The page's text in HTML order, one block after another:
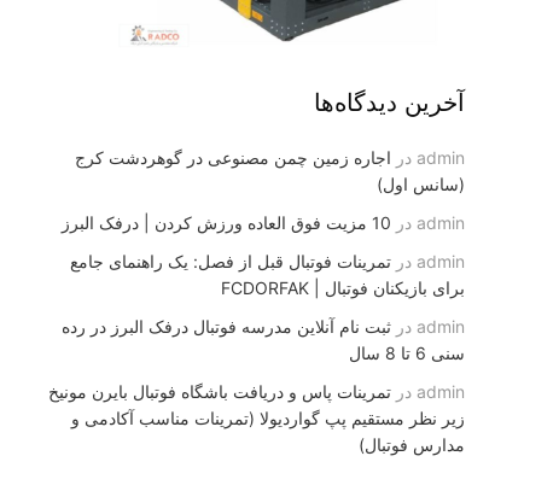
آخرین دیدگاه‌ها
admin در اجاره زمین چمن مصنوعی در گوهردشت کرج
(سانس اول)
admin در 10 مزیت فوق العاده ورزش کردن | درفک البرز
admin در تمرینات فوتبال قبل از فصل: یک راهنمای جامع
برای بازیکنان فوتبال | FCDORFAK
admin در ثبت نام آنلاین مدرسه فوتبال درفک البرز در رده
سنی 6 تا 8 سال
admin در تمرینات پاس و دریافت باشگاه فوتبال بایرن مونیخ
زیر نظر مستقیم پپ گواردیولا (تمرینات مناسب آکادمی و
مدارس فوتبال)